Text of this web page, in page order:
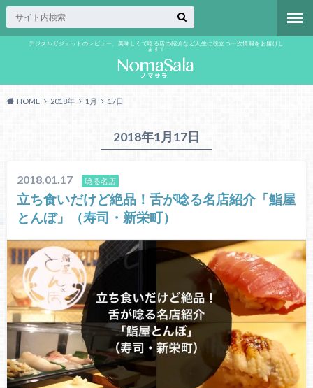
デジタルガジェットのレビュー、美味しくて唸る店の紹介など人生に役立つ一次情報をお届けし
ます！
HOME 2018年 1月 17日
2018年1月17日
2018.01.17 唸る名店
立ち食いだけど絶品！舌が唸る名店紹介「鮨屋
とんぼ」（寿司・新栄町）